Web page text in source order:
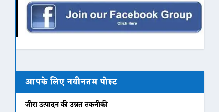
आपके लिए नवीनतम पोस्ट
जीरा उत्पादन की उन्नत तकनीकी